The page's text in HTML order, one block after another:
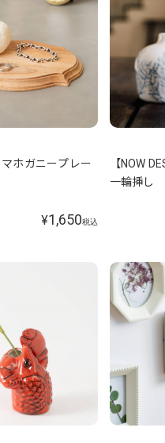
マホガニープレー
¥1,650税込
【NOW
一輪挿し